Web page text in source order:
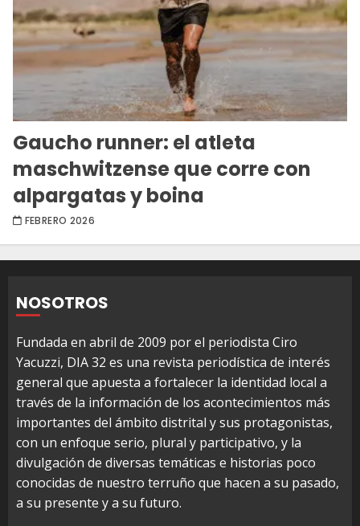
Gaucho runner: el atleta
maschwitzense que corre con
alpargatas y boina
FEBRERO 2026
NOSOTROS
Fundada en abril de 2009 por el periodista Ciro
Yacuzzi, DIA 32 es una revista periodística de interés
general que apuesta a fortalecer la identidad local a
través de la información de los acontecimientos más
importantes del ámbito distrital y sus protagonistas,
con un enfoque serio, plural y participativo, y la
divulgación de diversas temáticas e historias poco
conocidas de nuestro terruño que hacen a su pasado,
a su presente y a su futuro.